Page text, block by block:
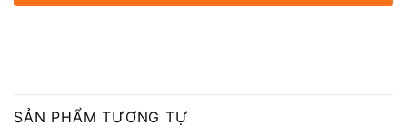
SẢN PHẨM TƯƠNG TỰ